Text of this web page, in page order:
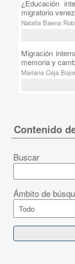
¿Educación
migratorio
Natalia Baena
Migración
memoria y
Mariana Ceja
Contenido
Buscar
Ámbito de